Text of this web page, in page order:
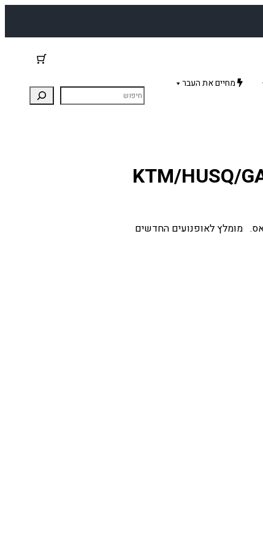
מחיים את העבר
מומלץ לאופנועים החדשים